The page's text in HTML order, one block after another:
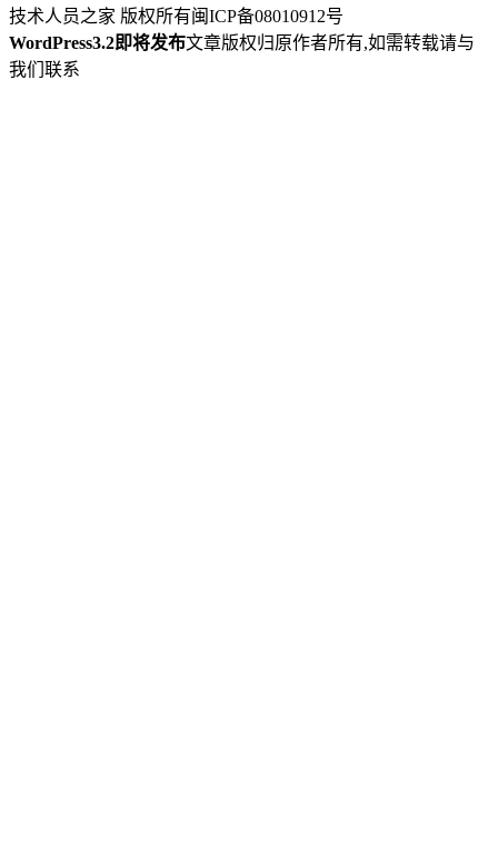
技术人员之家 版权所有闽ICP备08010912号
WordPress3.2即将发布文章版权归原作者所有,如需转载请与
我们联系